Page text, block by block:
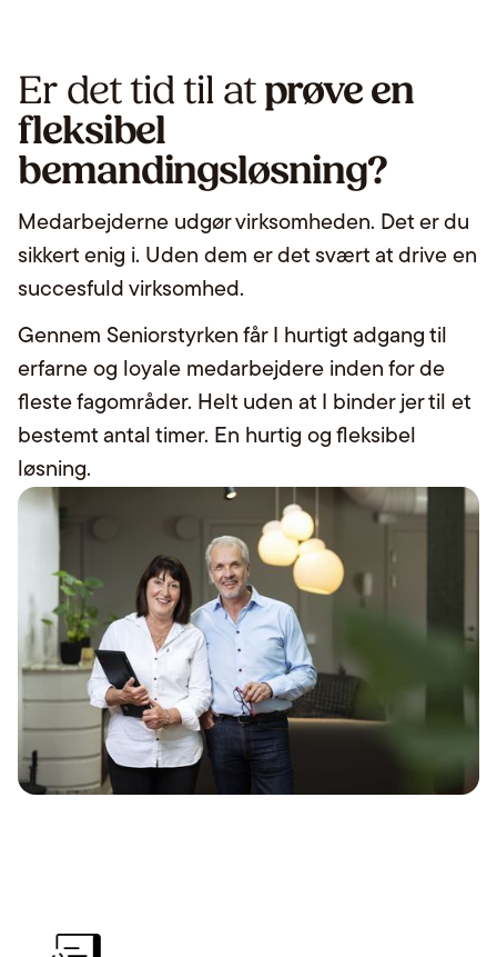
Er det tid til atprøve en
fleksibel
bemandingsløsning?
Medarbejderne udgør virksomheden. Det er du
sikkert enig i. Uden dem er det svært at drive en
succesfuld virksomhed.
Gennem Seniorstyrken får I hurtigt adgang til
erfarne og loyale medarbejdere inden for de
fleste fagområder. Helt uden at I binder jer til et
bestemt antal timer. En hurtig og fleksibel
løsning.